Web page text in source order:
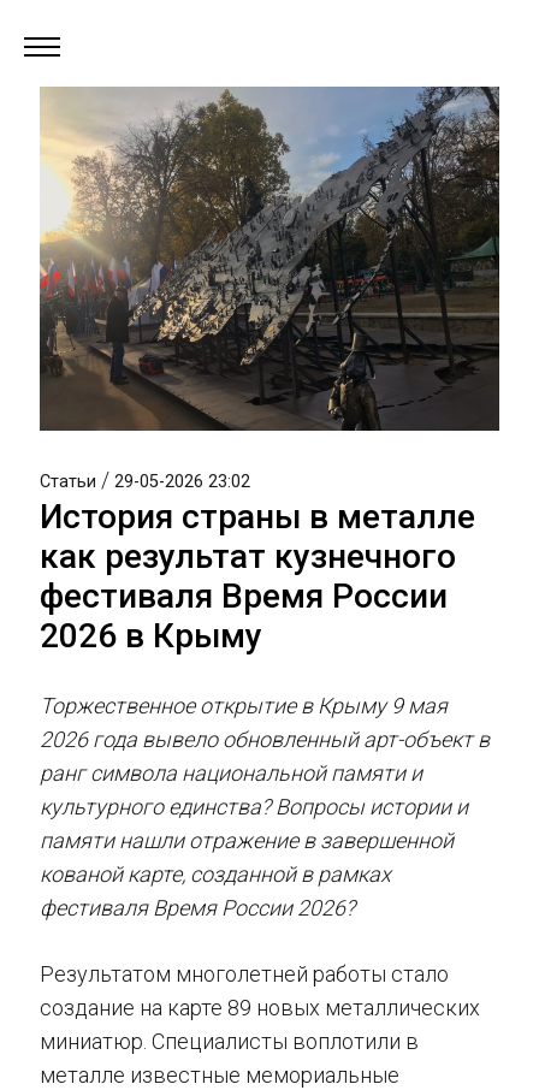
Статьи / 29-05-2026 23:02
История страны в металле
как результат кузнечного
фестиваля Время России
2026 в Крыму
Торжественное открытие в Крыму 9 мая
2026 года вывело обновленный арт-объект в
ранг символа национальной памяти и
культурного единства? Вопросы истории и
памяти нашли отражение в завершенной
кованой карте, созданной в рамках
фестиваля Время России 2026?
Результатом многолетней работы стало
создание на карте 89 новых металлических
миниатюр. Специалисты воплотили в
металле известные мемориальные